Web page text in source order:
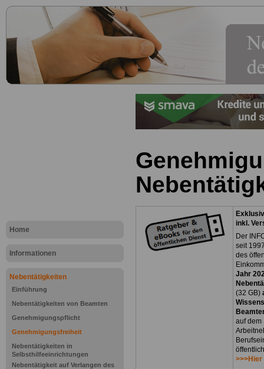
Home
Informationen
Nebentätigkeiten
Einführung
Nebentätigkeiten von Beamten
Genehmigungspflicht
Genehmigungsfreiheit
Nebentätigkeiten in
Selbsthilfeeinrichtungen
Nebentätigkeit auf Verlangen des
inkl.
Der
seit
des
Jahr
(32 GB)
auf dem